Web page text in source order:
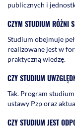
publicznych i
CZYM STUDIUM RÓŻNI
Studium obejmuje
realizowane jest w
praktyczną wiedzę.
CZY STUDIUM
Tak. Program
ustawy Pzp oraz
CZY STUDIUM JEST